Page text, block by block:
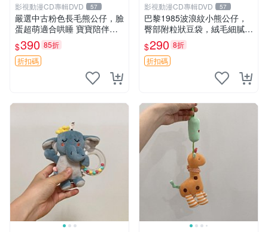
影視動漫CD專輯DVD 57
嚴選中古粉色長毛熊公仔，臉
蛋超萌適合哄睡 寶寶陪伴玩
具 軟棉質 潔白淨 公仔玩偶
玩具 奶娃 toy 傳統款 熊熊 te
ddybear babydoll
$390 85折
折扣碼
影視動漫CD專輯DVD 57
巴黎1985波浪紋小熊公仔，
臀部附粒狀豆袋，絨毛細膩臉
部可愛，中古嚴選推薦 小熊
公仔 豆袋
$290 8折
折扣碼